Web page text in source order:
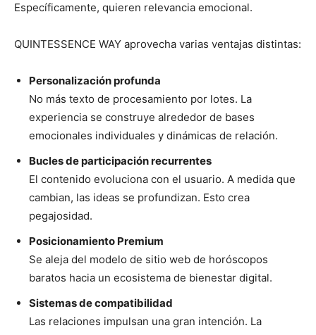
Específicamente, quieren relevancia emocional.
QUINTESSENCE WAY aprovecha varias ventajas distintas:
Personalización profunda
No más texto de procesamiento por lotes. La
experiencia se construye alrededor de bases
emocionales individuales y dinámicas de relación.
Bucles de participación recurrentes
El contenido evoluciona con el usuario. A medida que
cambian, las ideas se profundizan. Esto crea
pegajosidad.
Posicionamiento Premium
Se aleja del modelo de sitio web de horóscopos
baratos hacia un ecosistema de bienestar digital.
Sistemas de compatibilidad
Las relaciones impulsan una gran intención. La